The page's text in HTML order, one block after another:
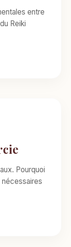
entre
Reiki
Pourquoi